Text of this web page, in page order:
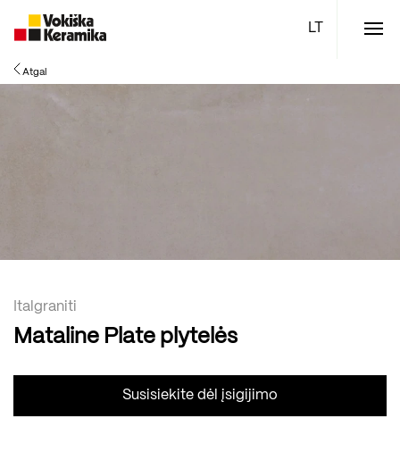
Atgal
Italgraniti
Mataline Plate plytelės
Susisiekite dėl įsigijimo
Meniu
Plytelės